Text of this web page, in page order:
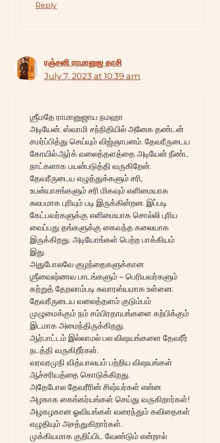
Reply
ரஞ்சனி ராமானுஜ தாசி
July 7, 2023 at 10:39 am
ஶ்ரீமதே ராமானுஜாய நமஹா
அடியேன். ஸ்வாமி சந்நிதியில் அனேக தண்டன்
சமர்ப்பித்து செய்யும் விஜ்ஞாபனம். தேவரீருடைய
கோயில்.ஆர்க் வலைத்தளத்தை அடியேன் நீண்ட
நாட்களாக பயன்படுத்தி வருகிறேன்.
தேவரீருடைய எழுத்துக்களும் சரி,
உபன்யாசங்களும் சரி மிகவும் எளிமையாக
சுலபமாக புரியும் படி இருக்கின்றன. இப்படி
கேட்பவர்களுக்கு எளிமையாக சொல்லி புரிய
வைப்பது தங்களுக்கு கைவந்த கலையாக
இருக்கிறது. அடியோங்கள் பெற்ற பாக்கியம்
இது.
அதுபோலவே குழந்தைகளுக்கான
ஶ்ரீவைஷ்ணவ பாடங்களும் – பெரியவர்களும்
கற்றுத் தேறலாம்படி சுவாரஸ்யமாக உள்ளன.
தேவரீருடைய வலைத்தளம் குடும்பம்
முழுமைக்கும் நம் சம்பிரதாயங்களை கற்பிக்கும்
இடமாக அமைந்திருக்கிறது.
ஆர்பாட்டம் இல்லாமல் பல விஷயங்களை தேவரீர்
நடத்தி வருகிறீர்கள்.
வரவரமுநி வித்யாலயம் பற்றிய விஷயங்கள்
ஆச்சரியத்தை கொடுக்கிறது.
அதேபோல தேவரீரின் சிஷ்யர்கள் என்ன
அழகாக கைங்கர்யங்கள் செய்து வருகிறார்கள்!
அழகழகான ஓவியங்கள் வரைந்தும் கவிதைகள்
எழுதியும் அசத்துகிறார்கள்.
முக்கியமாக குறிப்பிட வேண்டும் என்றால்